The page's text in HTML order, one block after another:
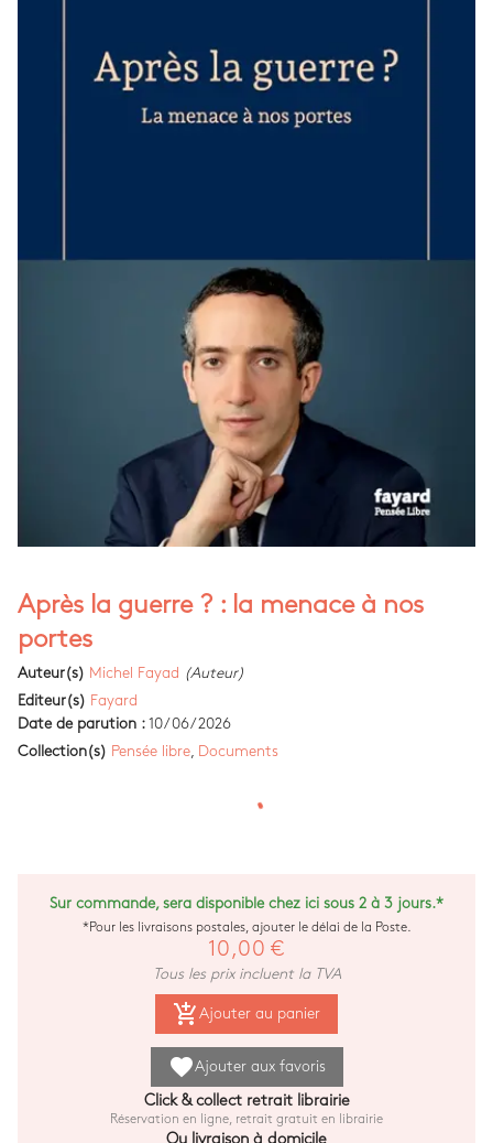
Après la guerre ? : la menace à nos
portes
Auteur(s) Michel Fayad
(Auteur)
Editeur(s) Fayard
Date de parution : 10/06/2026
Collection(s) Pensée libre Documents
Sur commande, sera disponible chez ici sous 2 à 3 jours.*
*Pour les livraisons postales, ajouter le délai de la Poste.
10,00 €
Tous les prix incluent la TVA
add_shopping_cart Ajouter au panier
favoriteAjouter aux favoris
Click & collect retrait librairie
Réservation en ligne, retrait gratuit en librairie
Ou livraison à domicile